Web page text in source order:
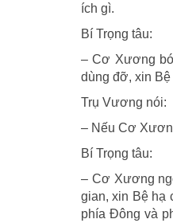
ích gì.
Bí Trọng tâu:
– Cơ Xương
dùng đỡ, xin
Trụ Vương nói:
– Nếu Cơ
Bí Trọng tâu:
– Cơ Xương
gian, xin Bệ hạ
phía Ðông và